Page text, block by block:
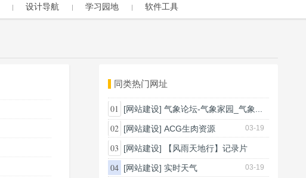
设计导航 学习园地 软件工具
同类热门网址
01 [网站建设] 气象论坛-气象家园_气象...
03-18
02 [网站建设] ACG生肉资源 03-19
03 [网站建设] 【风雨天地行】记录片
03-20
04 [网站建设] 实时天气 03-19